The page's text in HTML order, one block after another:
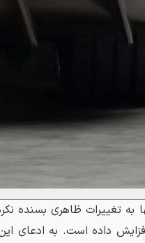
داده است. به ادعای